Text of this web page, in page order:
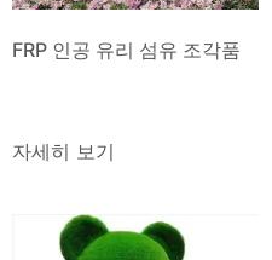
FRP 인공 유리 섬유 조각품
자세히 보기